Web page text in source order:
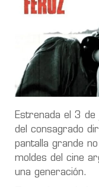
Estrenada el 3
del consagrado
pantalla grande
moldes del cine
una generación.